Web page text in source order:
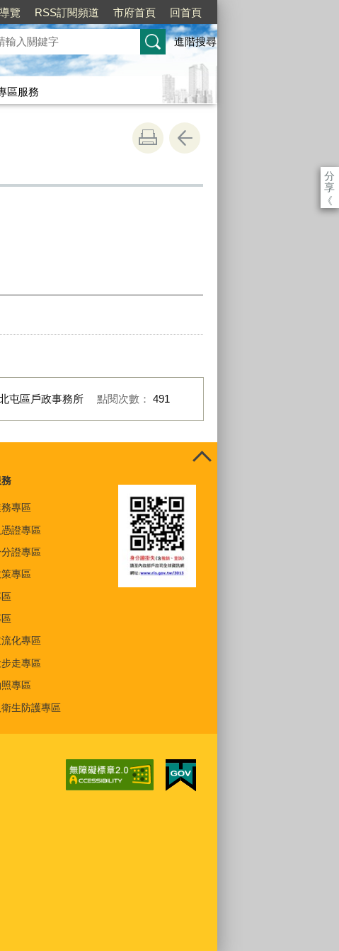
覽 RSS訂閱頻道 市府首頁 回首頁
進階搜尋
區服務
分
享
《
屯區戶政事務所 點閱次數： 491
專區
證專區
證專區
專區
化專區
步走專區
專區
生防護專區